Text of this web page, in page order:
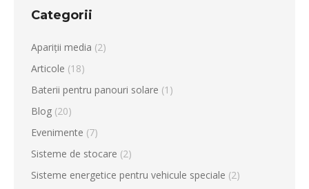
Categorii
Apariții media (2)
Articole (18)
Baterii pentru panouri solare (1)
Blog (20)
Evenimente (7)
Sisteme de stocare (2)
Sisteme energetice pentru vehicule speciale (2)